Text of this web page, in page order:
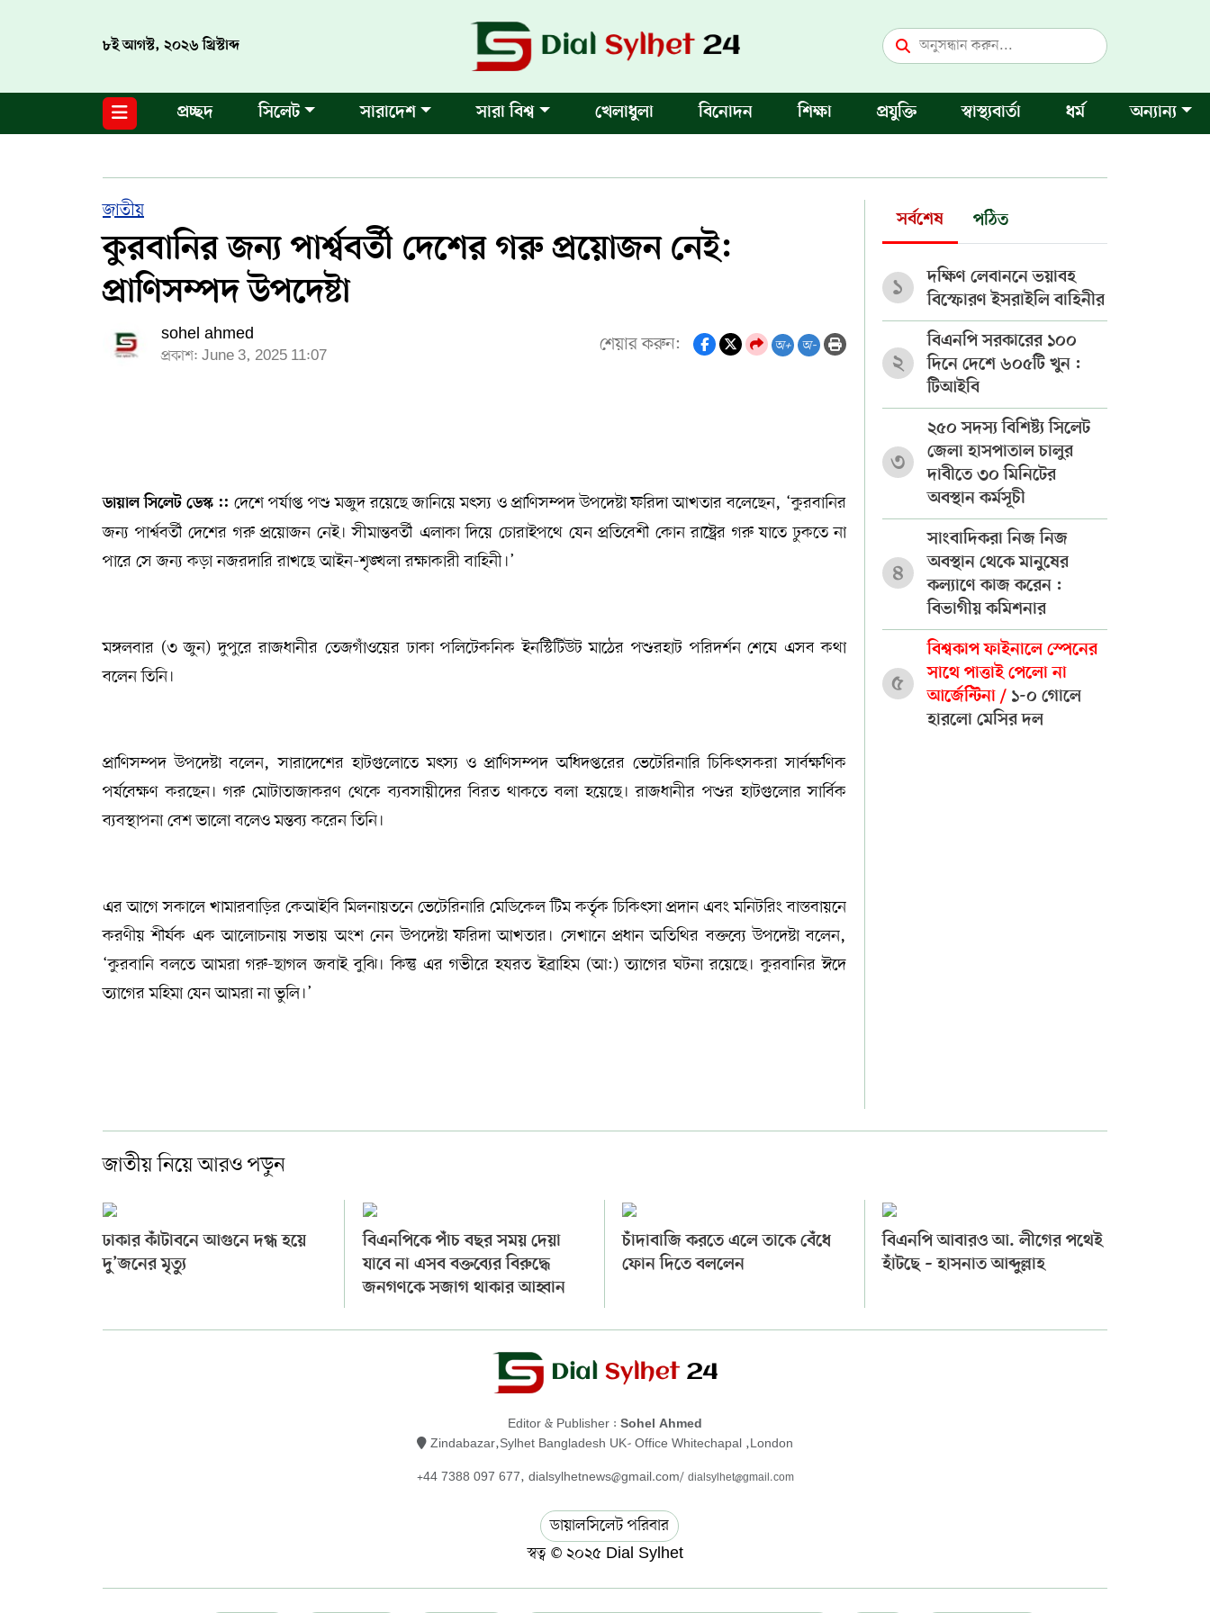
৮ই আগস্ট, ২০২৬ খ্রিস্টাব্দ
প্রচ্ছদ সিলেট সারাদেশ সারা বিশ্ব খেলাধুলা বিনোদন শিক্ষা প্রযুক্তি স্বাস্থ্যবার্তা ধর্ম অন্যান্য
জাতীয়
কুরবানির জন্য পার্শ্ববর্তী দেশের গরু প্রয়োজন নেই:
প্রাণিসম্পদ উপদেষ্টা
sohel ahmed
প্রকাশ: June 3, 2025 11:07 শেয়ার করুন: অ+ অ-
ডায়াল সিলেট ডেস্ক :: দেশে পর্যাপ্ত পশু মজুদ রয়েছে জানিয়ে মৎস্য ও প্রাণিসম্পদ উপদেষ্টা ফরিদা আখতার বলেছেন, ‘কুরবানির
জন্য পার্শ্ববর্তী দেশের গরু প্রয়োজন নেই। সীমান্তবর্তী এলাকা দিয়ে চোরাইপথে যেন প্রতিবেশী কোন রাষ্ট্রের গরু যাতে ঢুকতে না
পারে সে জন্য কড়া নজরদারি রাখছে আইন-শৃঙ্খলা রক্ষাকারী বাহিনী।’
মঙ্গলবার (৩ জুন) দুপুরে রাজধানীর তেজগাঁওয়ের ঢাকা পলিটেকনিক ইনস্টিটিউট মাঠের পশুরহাট পরিদর্শন শেষে এসব কথা
বলেন তিনি।
প্রাণিসম্পদ উপদেষ্টা বলেন, সারাদেশের হাটগুলোতে মৎস্য ও প্রাণিসম্পদ অধিদপ্তরের ভেটেরিনারি চিকিৎসকরা সার্বক্ষণিক
পর্যবেক্ষণ করছেন। গরু মোটাতাজাকরণ থেকে ব্যবসায়ীদের বিরত থাকতে বলা হয়েছে। রাজধানীর পশুর হাটগুলোর সার্বিক
ব্যবস্থাপনা বেশ ভালো বলেও মন্তব্য করেন তিনি।
এর আগে সকালে খামারবাড়ির কেআইবি মিলনায়তনে ভেটেরিনারি মেডিকেল টিম কর্তৃক চিকিৎসা প্রদান এবং মনিটরিং বাস্তবায়নে
করণীয় শীর্ষক এক আলোচনায় সভায় অংশ নেন উপদেষ্টা ফরিদা আখতার। সেখানে প্রধান অতিথির বক্তব্যে উপদেষ্টা বলেন,
‘কুরবানি বলতে আমরা গরু-ছাগল জবাই বুঝি। কিন্তু এর গভীরে হযরত ইব্রাহিম (আ:) ত্যাগের ঘটনা রয়েছে। কুরবানির ঈদে
ত্যাগের মহিমা যেন আমরা না ভুলি।’
সর্বশেষ পঠিত
১
দক্ষিণ লেবাননে ভয়াবহ
বিস্ফোরণ ইসরাইলি বাহিনীর
২
বিএনপি সরকারের ১০০
দিনে দেশে ৬০৫টি খুন :
টিআইবি
৩
২৫০ সদস্য বিশিষ্ট্য সিলেট
জেলা হাসপাতাল চালুর
দাবীতে ৩০ মিনিটের
অবস্থান কর্মসূচী
৪
সাংবাদিকরা নিজ নিজ
অবস্থান থেকে মানুষের
কল্যাণে কাজ করেন :
বিভাগীয় কমিশনার
৫
বিশ্বকাপ ফাইনালে স্পেনের
সাথে পাত্তাই পেলো না
আর্জেন্টিনা / ১-০ গোলে
হারলো মেসির দল
জাতীয় নিয়ে আরও পড়ুন
ঢাকার কাঁটাবনে আগুনে দগ্ধ হয়ে
দু’জনের মৃত্যু
বিএনপিকে পাঁচ বছর সময় দেয়া
যাবে না এসব বক্তব্যের বিরুদ্ধে
জনগণকে সজাগ থাকার আহ্বান
চাঁদাবাজি করতে এলে তাকে বেঁধে
ফোন দিতে বললেন
বিএনপি আবারও আ. লীগের পথেই
হাঁটছে – হাসনাত আব্দুল্লাহ
Editor & Publisher : Sohel Ahmed
Zindabazar,Sylhet Bangladesh UK- Office Whitechapal ,London
+44 7388 097 677, dialsylhetnews@gmail.com/ dialsylhet@gmail.com
ডায়ালসিলেট পরিবার
স্বত্ব © ২০২৫ Dial Sylhet
TERMS & CONDITIONS
EDITOR & PUBLISHER : SOHEL AHMED
DIAL SYLHET